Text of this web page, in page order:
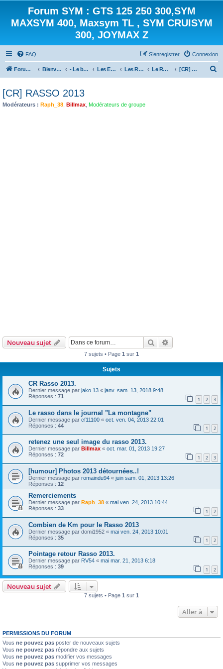
Forum SYM : GTS 125 250 300,SYM
MAXSYM 400, Maxsym TL , SYM CRUISYM
300, JOYMAX Z
FAQ Connexion
S’enregistrer
Forum des scooters SYM - GTS -MAXSYM - CRUISYM - JOYMAX - Maxsym TL Bienvenue sur le forum des scooters de la gamme SYM - Le bistrot - Les Evénements Les Rassemblements [archives] Le RASSO 2013 [CR] RASSO 2013
[CR] RASSO 2013
Modérateurs : Raph_38 Billmax Modérateurs de groupe
Nouveau sujet Rechercher
7 sujets • Page 1 sur 1
Sujets
CR Rasso 2013.
Dernier message par jako 13 « janv. sam. 13, 2018 9:48
Réponses : 71 1 2 3
Le rasso dans le journal "La montagne"
Dernier message par cf11100 « oct. ven. 04, 2013 22:01
Réponses : 44 1 2
retenez une seul image du rasso 2013.
Dernier message par Billmax « oct. mar. 01, 2013 19:27
Réponses : 72 1 2 3
[humour] Photos 2013 détournées..!
Dernier message par romaindu94 « juin sam. 01, 2013 13:26
Réponses : 12
Remerciements
Dernier message par Raph_38 « mai ven. 24, 2013 10:44
Réponses : 33 1 2
Combien de Km pour le Rasso 2013
Dernier message par domi1952 « mai ven. 24, 2013 10:01
Réponses : 35 1 2
Pointage retour Rasso 2013.
Dernier message par RV54 « mai mar. 21, 2013 6:18
Réponses : 39 1 2
Nouveau sujet
7 sujets • Page 1 sur 1
Aller à
PERMISSIONS DU FORUM
Vous ne pouvez pas poster de nouveaux sujets
Vous ne pouvez pas répondre aux sujets
Vous ne pouvez pas modifier vos messages
Vous ne pouvez pas supprimer vos messages